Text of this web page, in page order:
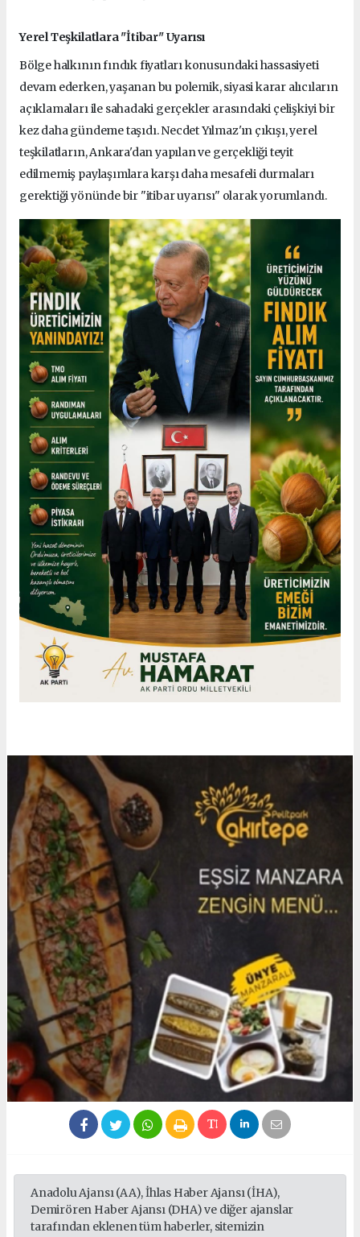
Yerel Teşkilatlara "İtibar" Uyarısı
Bölge halkının fındık fiyatları konusundaki hassasiyeti
devam ederken, yaşanan bu polemik, siyasi karar alıcıların
açıklamaları ile sahadaki gerçekler arasındaki çelişkiyi bir
kez daha gündeme taşıdı. Necdet Yılmaz'ın çıkışı, yerel
teşkilatların, Ankara'dan yapılan ve gerçekliği teyit
edilmemiş paylaşımlara karşı daha mesafeli durmaları
gerektiği yönünde bir "itibar uyarısı" olarak yorumlandı.
Anadolu Ajansı (AA), İhlas Haber Ajansı (İHA),
Demirören Haber Ajansı (DHA) ve diğer ajanslar
tarafından eklenen tüm haberler, sitemizin